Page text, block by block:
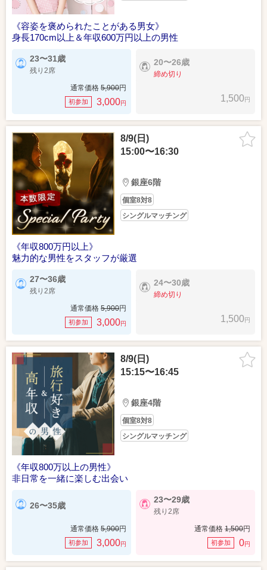
《容姿を褒められたことがある男女》
身長170cm以上＆年収600万円以上の男性
23〜31歳
残り2席
通常価格 5,900円
初参加 3,000円
20〜26歳
締め切り
1,500円
8/9(日)
15:00〜16:30
銀座6階
個室8対8
シングルマッチング
《年収800万円以上》
魅力的な男性をスタッフが厳選
27〜36歳
残り2席
通常価格 5,900円
初参加 3,000円
24〜30歳
締め切り
1,500円
8/9(日)
15:15〜16:45
銀座4階
個室8対8
シングルマッチング
《年収800万以上の男性》
非日常を一緒に楽しむ出会い
26〜35歳
通常価格 5,900円
初参加 3,000円
23〜29歳
残り2席
通常価格 1,500円
初参加 0円